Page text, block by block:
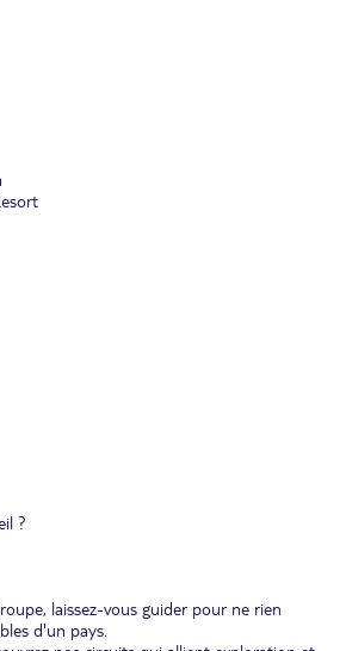
?
laissez-vous guider pour ne rien
d'un pays.